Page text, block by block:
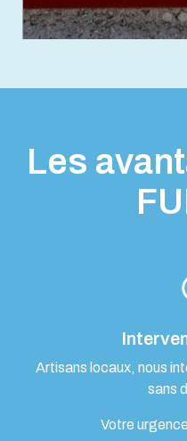
Les
Artisans locaux, nous
sans
Votre